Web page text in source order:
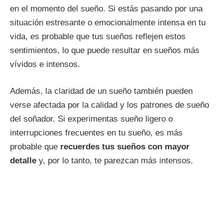
en el momento del sueño. Si estás pasando por una
situación estresante o emocionalmente intensa en tu
vida, es probable que tus sueños reflejen estos
sentimientos, lo que puede resultar en sueños más
vívidos e intensos.
Además, la claridad de un sueño también pueden
verse afectada por la calidad y los patrones de sueño
del soñador. Si experimentas sueño ligero o
interrupciones frecuentes en tu sueño, es más
probable que recuerdes tus sueños con mayor
detalle y, por lo tanto, te parezcan más intensos.